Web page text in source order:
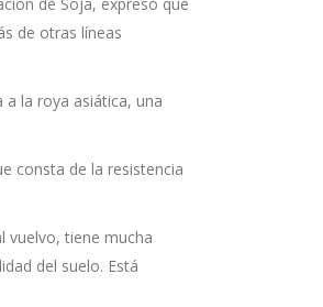
de otras líneas
a la roya asiática, una
consta de la resistencia
vuelvo, tiene mucha
del suelo. Está